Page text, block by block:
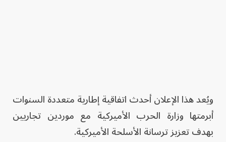
ويُعد هذا الإعلان أحدث اتفاقية إطارية متعددة السنوات
أبرمتها وزارة الحرب الأميركية مع موردين تجاريين
بهدف تعزيز ترسانة الأسلحة الأميركية.